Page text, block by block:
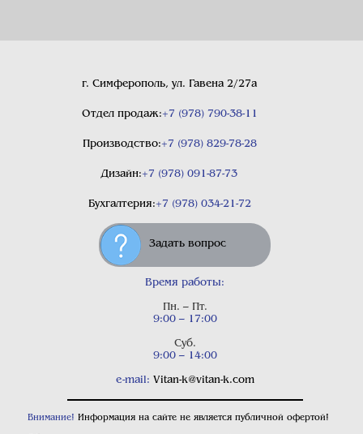
г. Симферополь, ул. Гавена 2/27а
Отдел продаж:+7 (978) 790-38-11
Производство:+7 (978) 829-78-28
Дизайн:+7 (978) 091-87-73
Бухгалтерия:+7 (978) 034-21-72
Задать вопрос
Время работы:
Пн. – Пт.
9:00 – 17:00
Суб.
9:00 – 14:00
e-mail: Vitan-k@vitan-k.com
Внимание! Информация на сайте не является публичной офертой!